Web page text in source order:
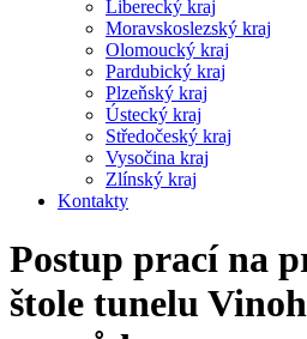
Liberecký kraj
Moravskoslezský kraj
Olomoucký kraj
Pardubický kraj
Plzeňský kraj
Ústecký kraj
Středočeský kraj
Vysočina kraj
Zlínský kraj
Kontakty
Postup prací na
štole tunelu